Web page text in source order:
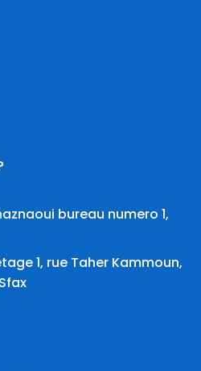
bureau numero 1,
1, rue Taher Kammoun,